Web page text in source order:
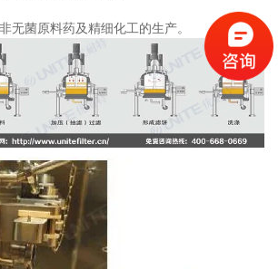
无菌原料药及精细化工的生产。